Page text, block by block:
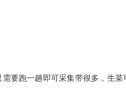
要跑一趟即可采集带很多，生菜